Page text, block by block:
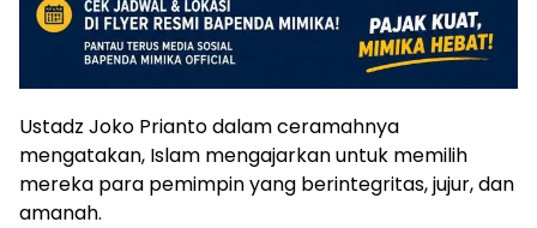
Ustadz Joko Prianto dalam ceramahnya
mengatakan, Islam mengajarkan untuk memilih
mereka para pemimpin yang berintegritas, jujur, dan
amanah.